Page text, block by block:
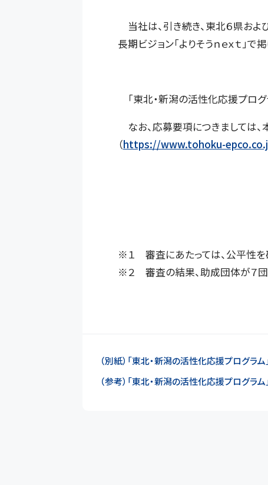
当社は、引き続き、東北６県お
長期ビジョン「よりそうｎｅｘｔ」
「東北・新潟の活性化応援プログ
なお、応募要項につきましては、
（https://www.tohoku-
※１ 審査にあたっては、公平性を
※２ 審査の結果、助成団体が７団
（別紙）「東北・新潟の活性化応援プログラ
（参考）「東北・新潟の活性化応援プログラ